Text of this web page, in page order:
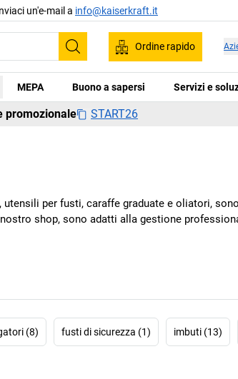
un'e-mail a info@kaiserkraft.it
Cerca
Ordine rapido
MEPA Buono a sapersi Servizi e
promozionale START26
per fusti, caraffe graduate e oliatori,
shop, sono adatti alla gestione
(8) fusti di sicurezza (1) imbuti (13)